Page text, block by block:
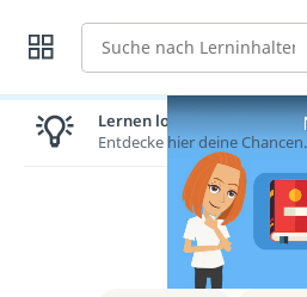
Suche
Lernen lohnt sich!
Entdecke hier deine Chancen.